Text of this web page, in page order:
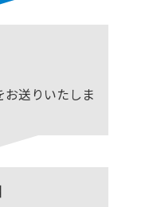
送りいたしま